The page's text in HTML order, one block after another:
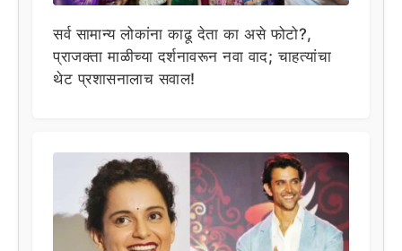
सर्व सामान्य लोकांना काढू देता का असे फोटो?,
प्राजक्ता माळीच्या दर्शनावरून नवा वाद; चाहत्यांचा
थेट प्रशासनालाच सवाल!